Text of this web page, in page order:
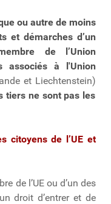
ou autre de moins
et démarches d’un
de l’Union
associés à l'Union
et Liechtenstein)
tiers ne sont pas les
citoyens de l’UE et
de l’UE ou d’un des
droit d’entrer et de